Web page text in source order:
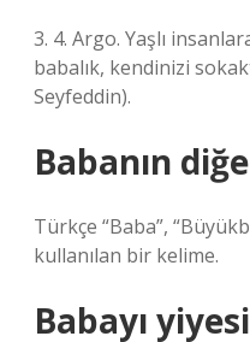
3. 4. Argo. Yaşlı
babalık, kendinizi
Seyfeddin).
Babanın
Türkçe “Baba”,
kullanılan bir kelime.
Babayı